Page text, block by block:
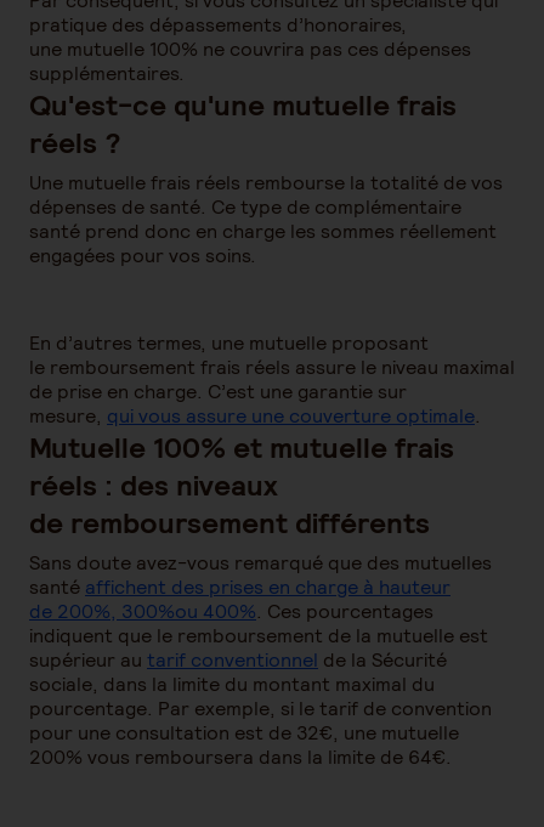
pratique des dépassements d’honoraires,
une mutuelle 100% ne couvrira pas ces dépenses
supplémentaires.
Qu'est-ce qu'une mutuelle frais
réels ?
Une mutuelle frais réels rembourse la totalité de vos
dépenses de santé. Ce type de complémentaire
santé prend donc en charge les sommes réellement
engagées pour vos soins.
En d’autres termes, une mutuelle proposant
le remboursement frais réels assure le niveau maximal
de prise en charge. C’est une garantie sur
mesure, qui vous assure une couverture optimale.
Mutuelle 100% et mutuelle frais
réels : des niveaux
de remboursement différents
Sans doute avez-vous remarqué que des mutuelles
santé affichent des prises en charge à hauteur
de 200%, 300%ou 400%. Ces pourcentages
indiquent que le remboursement de la mutuelle est
supérieur au tarif conventionnel de la Sécurité
sociale, dans la limite du montant maximal du
pourcentage. Par exemple, si le tarif de convention
pour une consultation est de 32€, une mutuelle
200% vous remboursera dans la limite de 64€.